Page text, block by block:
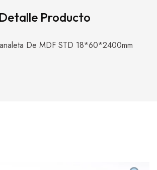
Detalle Producto
De MDF STD 18*60*2400mm